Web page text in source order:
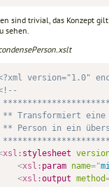
sind trivial, das Konzept
sehen.
version="1.0"
** Transformiert eine
** Person in ein
xsl: stylesheet
<xsl: param name="
<xsl:output method